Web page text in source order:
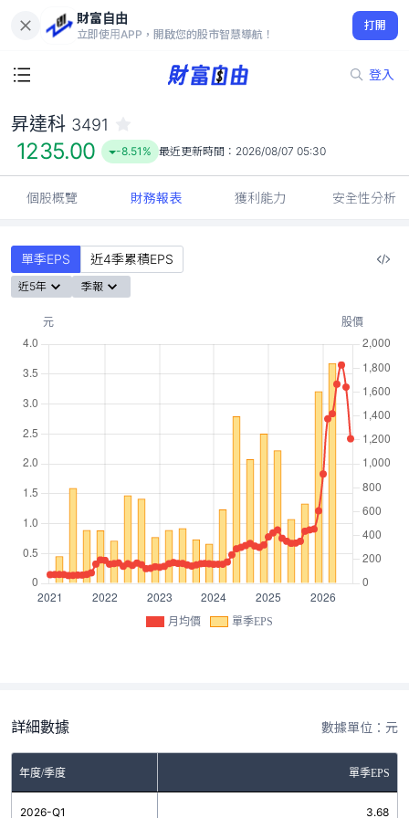
財富自由
立即使用APP，開啟您的股市智慧導航！
打開
登入
1235.00
-8.51%
昇達科 3491
1235.00 -8.51% 最近更新時間： 2026/08/07 05:30
個股概覽 財務報表 獲利能力 安全性分析
單季EPS 近4季累積EPS
近5年 季報
月均價 單季EPS
詳細數據 數據單位：元
年度/季度 單季EPS
2026-Q1 3.68